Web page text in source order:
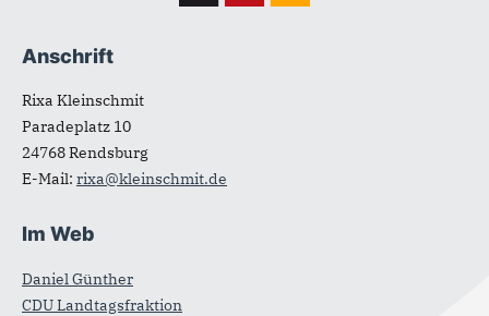
Anschrift
Rixa Kleinschmit
Paradeplatz 10
24768Rendsburg
E-Mail: rixa@kleinschmit.de
Im Web
Daniel Günther
CDU Landtagsfraktion